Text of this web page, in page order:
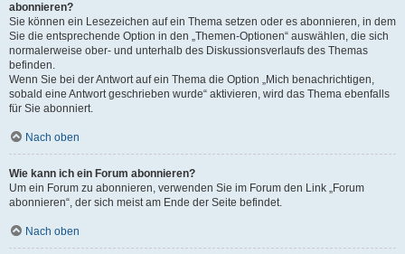
abonnieren?
Sie können ein Lesezeichen auf ein Thema setzen oder es abonnieren, in dem
Sie die entsprechende Option in den „Themen-Optionen“ auswählen, die sich
normalerweise ober- und unterhalb des Diskussionsverlaufs des Themas
befinden.
Wenn Sie bei der Antwort auf ein Thema die Option „Mich benachrichtigen,
sobald eine Antwort geschrieben wurde“ aktivieren, wird das Thema ebenfalls
für Sie abonniert.
Nach oben
Wie kann ich ein Forum abonnieren?
Um ein Forum zu abonnieren, verwenden Sie im Forum den Link „Forum
abonnieren“, der sich meist am Ende der Seite befindet.
Nach oben